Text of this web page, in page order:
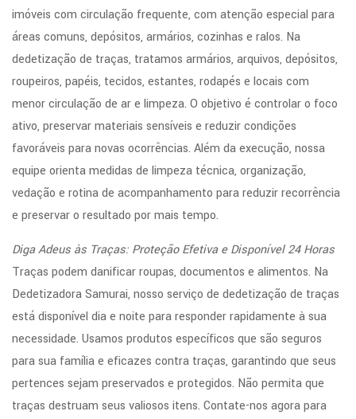
imóveis com circulação frequente, com atenção especial para
áreas comuns, depósitos, armários, cozinhas e ralos. Na
dedetização de traças, tratamos armários, arquivos, depósitos,
roupeiros, papéis, tecidos, estantes, rodapés e locais com
menor circulação de ar e limpeza. O objetivo é controlar o foco
ativo, preservar materiais sensíveis e reduzir condições
favoráveis para novas ocorrências. Além da execução, nossa
equipe orienta medidas de limpeza técnica, organização,
vedação e rotina de acompanhamento para reduzir recorrência
e preservar o resultado por mais tempo.
Diga Adeus às Traças: Proteção Efetiva e Disponível 24 Horas
Traças podem danificar roupas, documentos e alimentos. Na
Dedetizadora Samurai, nosso serviço de dedetização de traças
está disponível dia e noite para responder rapidamente à sua
necessidade. Usamos produtos específicos que são seguros
para sua família e eficazes contra traças, garantindo que seus
pertences sejam preservados e protegidos. Não permita que
traças destruam seus valiosos itens. Contate-nos agora para